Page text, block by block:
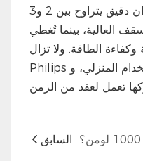
Philips هي خيارك الأمثل للاستخدام المنزلي، وCree/Nichia للأداء الحساس، وAcuity أو JR Lighting عندما تحتاج إلى تركيب 500 وحدة
السابق